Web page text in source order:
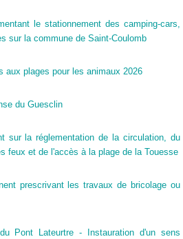
le stationnement des camping-cars,
sur la commune de Saint-Coulomb
aux plages pour les animaux 2026
du Guesclin
sur la réglementation de la circulation, du
feux et de l'accès à la plage de la Touesse
prescrivant les travaux de bricolage ou
Pont Lateurtre - Instauration d'un sens